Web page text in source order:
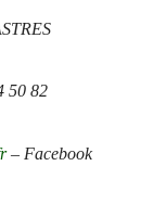
50 82
– Facebook